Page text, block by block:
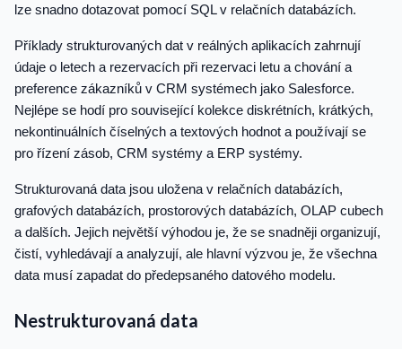
lze snadno dotazovat pomocí SQL v relačních databázích.
Příklady strukturovaných dat v reálných aplikacích zahrnují
údaje o letech a rezervacích při rezervaci letu a chování a
preference zákazníků v CRM systémech jako Salesforce.
Nejlépe se hodí pro související kolekce diskrétních, krátkých,
nekontinuálních číselných a textových hodnot a používají se
pro řízení zásob, CRM systémy a ERP systémy.
Strukturovaná data jsou uložena v relačních databázích,
grafových databázích, prostorových databázích, OLAP cubech
a dalších. Jejich největší výhodou je, že se snadněji organizují,
čistí, vyhledávají a analyzují, ale hlavní výzvou je, že všechna
data musí zapadat do předepsaného datového modelu.
Nestrukturovaná data